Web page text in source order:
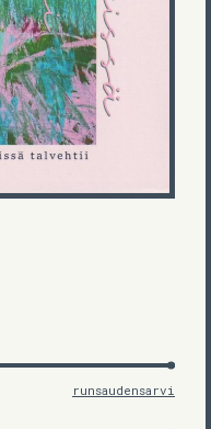
runsaudensarvi